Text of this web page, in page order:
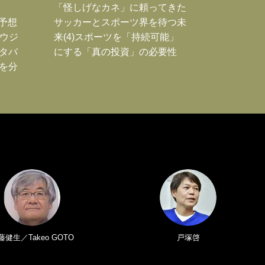
想
ジ
バ
分
「怪しげなカネ」に頼ってきた
サッカーとスポーツ界を待つ未
来(4)スポーツを「持続可能」
にする「真の投資」の必要性
健生／Takeo GOTO 戸塚啓